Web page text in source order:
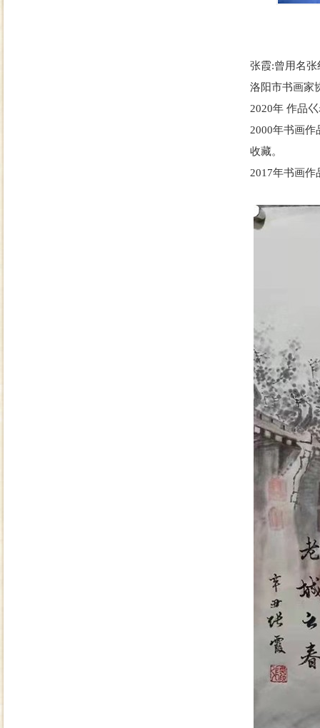
张霞:曾用名
洛阳市书画家
2020年 作品
2000年书画
收藏。
2017年书画